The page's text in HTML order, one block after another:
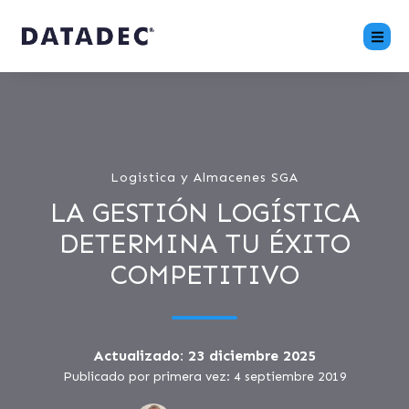
Logistica y Almacenes SGA
LA GESTIÓN LOGÍSTICA
DETERMINA TU ÉXITO
COMPETITIVO
Actualizado: 23 diciembre 2025
Publicado por primera vez: 4 septiembre 2019